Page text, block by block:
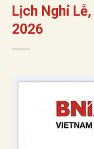
Lịch Nghỉ
2026